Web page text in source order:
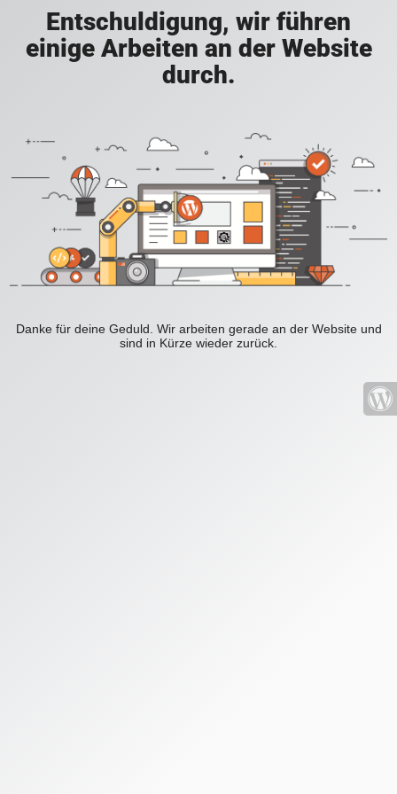
Entschuldigung, wir führen
einige Arbeiten an der Website
durch.
Danke für deine Geduld. Wir arbeiten gerade an der Website und
sind in Kürze wieder zurück.